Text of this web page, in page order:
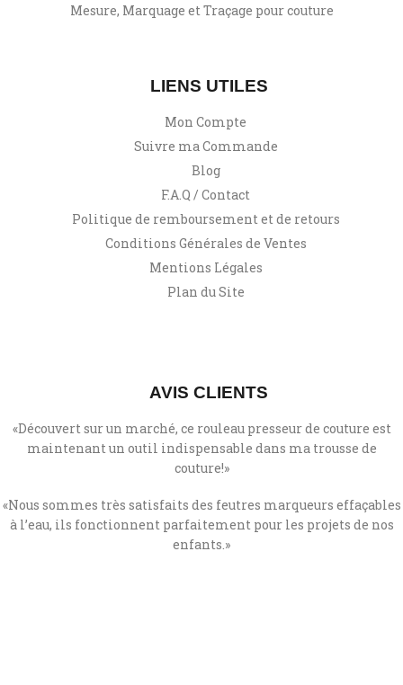
Mesure, Marquage et Traçage pour couture
LIENS UTILES
Mon Compte
Suivre ma Commande
Blog
F.A.Q / Contact
Politique de remboursement et de retours
Conditions Générales de Ventes
Mentions Légales
Plan du Site
AVIS CLIENTS
«Découvert sur un marché, ce rouleau presseur de couture est
maintenant un outil indispensable dans ma trousse de
couture!»
«Nous sommes très satisfaits des feutres marqueurs effaçables
à l’eau, ils fonctionnent parfaitement pour les projets de nos
enfants.»